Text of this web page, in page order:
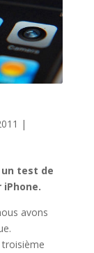
|
un test de
iPhone.
avons